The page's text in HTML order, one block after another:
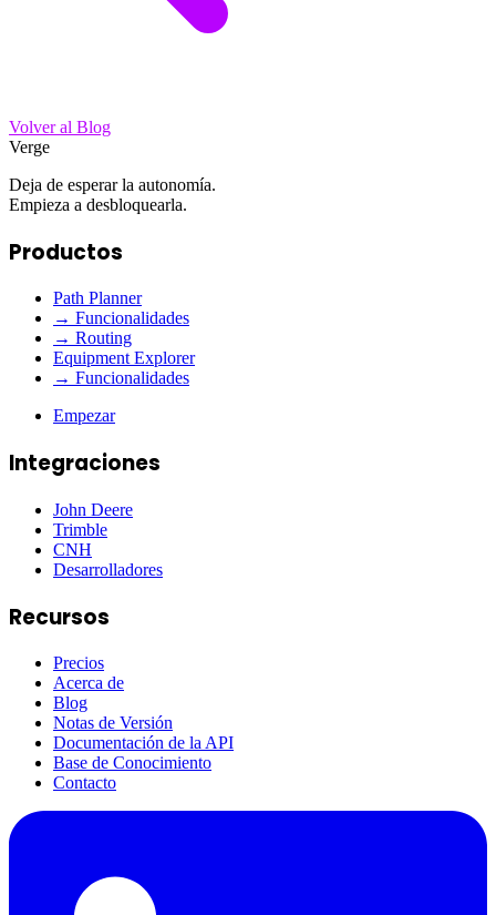
Volver al Blog
Verge
Deja de esperar la autonomía.
Empieza a desbloquearla.
Productos
Path Planner
→ Funcionalidades
→ Routing
Equipment Explorer
→ Funcionalidades
Empezar
Integraciones
John Deere
Trimble
CNH
Desarrolladores
Recursos
Precios
Acerca de
Blog
Notas de Versión
Documentación de la API
Base de Conocimiento
Contacto